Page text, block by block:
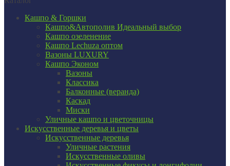
Кашпо & Горшки
Кашпо&Автополив Идеальный выбор
Кашпо озеленение
Кашпо Lechuza оптом
Вазоны LUXURY
Кашпо Эконом
Вазоны
Классика
Балконные (веранда)
Каскад
Миски
Уличные кашпо и цветочницы
Искусственные деревья и цветы
Искусственные деревья
Уличные растения
Искусственные оливы